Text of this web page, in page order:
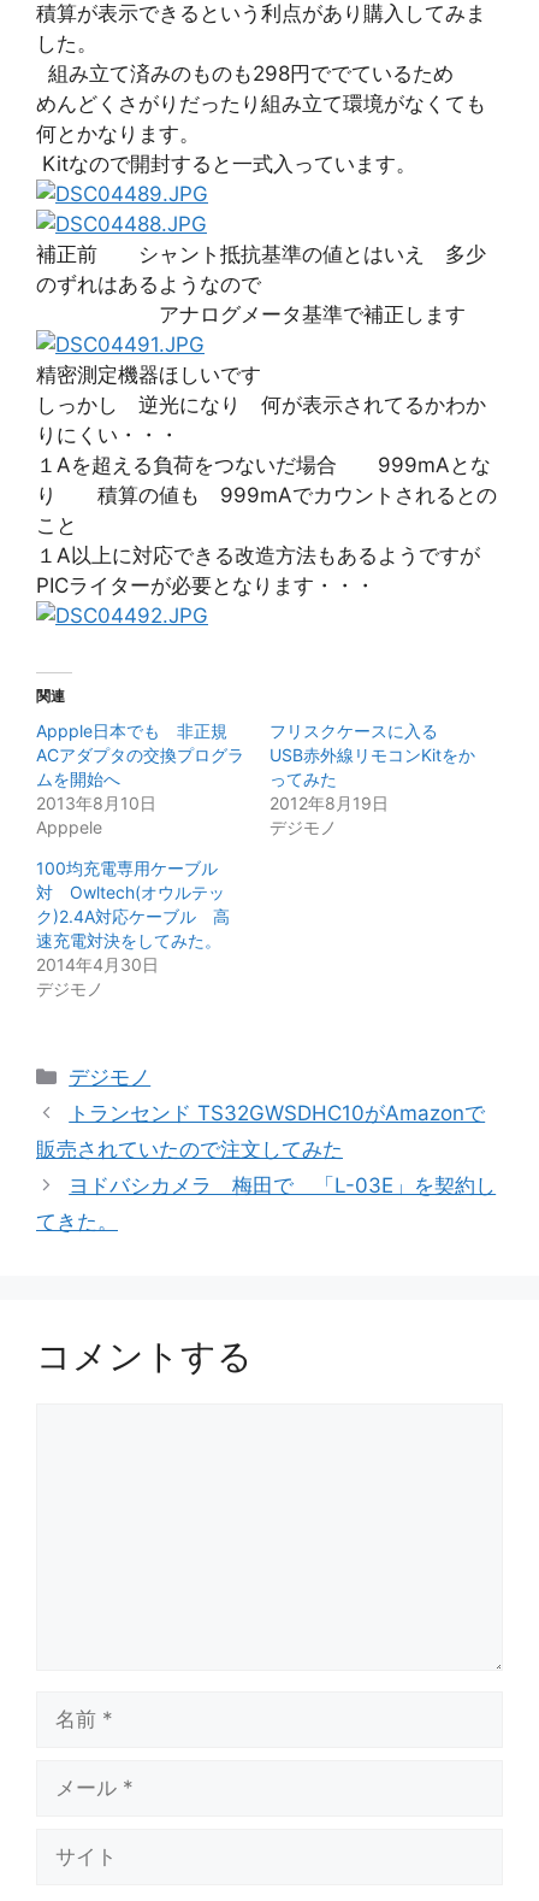
積算が表示できるという利点があり購入してみま
した。
組み立て済みのものも298円ででているため
めんどくさがりだったり組み立て環境がなくても
何とかなります。
Kitなので開封すると一式入っています。
補正前 シャント抵抗基準の値とはいえ 多少
のずれはあるようなので
アナログメータ基準で補正します
精密測定機器ほしいです
しっかし 逆光になり 何が表示されてるかわか
りにくい・・・
１Aを超える負荷をつないだ場合 999mAとな
り 積算の値も 999mAでカウントされるとの
こと
１A以上に対応できる改造方法もあるようですが
PICライターが必要となります・・・
関連
Appple日本でも 非正規
ACアダプタの交換プログラ
ムを開始へ
2013年8月10日
Apppele
フリスクケースに入る
USB赤外線リモコンKitをか
ってみた
2012年8月19日
デジモノ
100均充電専用ケーブル
対 Owltech(オウルテッ
ク)2.4A対応ケーブル 高
速充電対決をしてみた。
2014年4月30日
デジモノ
カ
テ
リ
ー
デジモノ
トランセンド TS32GWSDHC10がAmazonで
販売されていたので注文してみた
ヨドバシカメラ 梅田で 「L-03E」を契約し
てきた。
コメントする